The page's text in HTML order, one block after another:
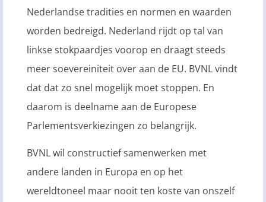
Nederlandse tradities en normen en waarden
worden bedreigd. Nederland rijdt op tal van
linkse stokpaardjes voorop en draagt steeds
meer soevereiniteit over aan de EU. BVNL vindt
dat dat zo snel mogelijk moet stoppen. En
daarom is deelname aan de Europese
Parlementsverkiezingen zo belangrijk.
BVNL wil constructief samenwerken met
andere landen in Europa en op het
wereldtoneel maar nooit ten koste van onszelf